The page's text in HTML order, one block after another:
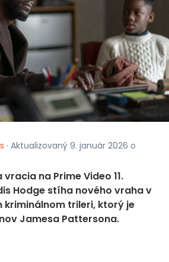
· Aktualizovaný 9. január 2026 o
na Prime Video 11.
Hodge stíha nového vraha v
trileri, ktorý je
Jamesa Pattersona.